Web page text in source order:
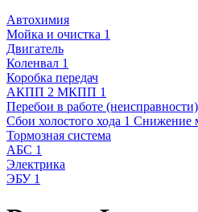
Автохимия
Мойка и очистка 1
Двигатель
Коленвал 1
Коробка передач
АКПП 2 МКПП 1
Перебои в работе (неисправности)
Сбои холостого хода 1 Снижение
Тормозная система
АБС 1
Электрика
ЭБУ 1